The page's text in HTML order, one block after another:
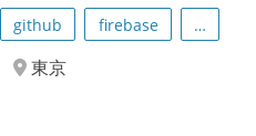
github firebase …
東京